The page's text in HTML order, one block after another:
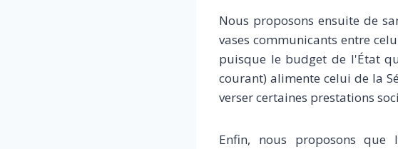
Nous proposons ensuite de
vases communicants entre
puisque le budget de l'État
courant) alimente celui de la
verser certaines prestations
Enfin, nous proposons